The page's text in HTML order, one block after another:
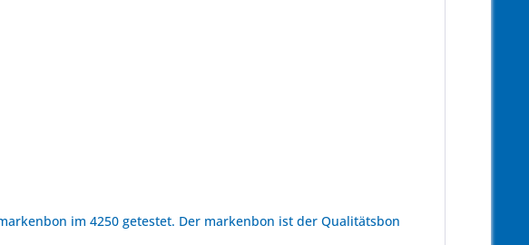
im 4250 getestet. Der markenbon ist der Qualitätsbon